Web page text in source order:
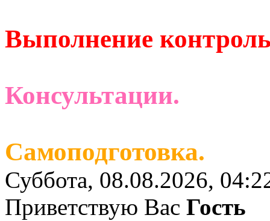
Выполнение
Консультации.
Самоподготовка.
Суббота, 08.08.2026,
Приветствую Вас Гость